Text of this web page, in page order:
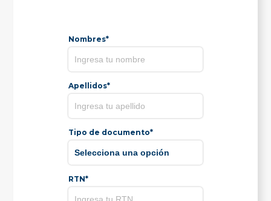
Nombres*
Apellidos*
Tipo de documento*
RTN*